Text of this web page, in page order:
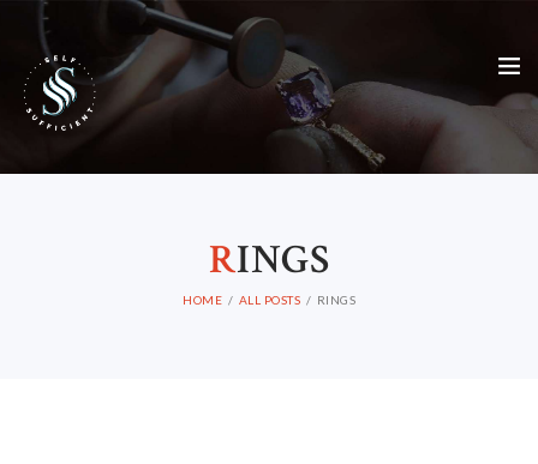
RINGS
HOME ALL POSTS RINGS